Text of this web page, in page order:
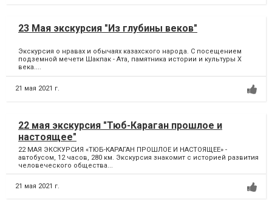
23 Мая экскурсия "Из глубины веков"
Экскурсия о нравах и обычаях казахского народа. С посещением
подземной мечети Шакпак - Ата, памятника истории и культуры Х
века....
21 мая 2021 г.
22 мая экскурсия "Тюб-Караган прошлое и
настоящее"
22 МАЯ ЭКСКУРСИЯ «ТЮБ-КАРАГАН ПРОШЛОЕ И НАСТОЯЩЕЕ» -
автобусом, 12 часов, 280 км. Экскурсия знакомит с историей развития
человеческого общества...
21 мая 2021 г.